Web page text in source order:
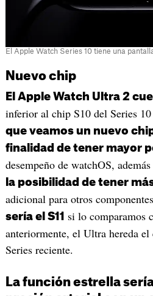
El Apple Watch Series 10 tiene una
Nuevo chip
El Apple Watch Ultra 2
inferior al chip S10 del Series
que veamos un nuevo
finalidad de tener mayor
desempeño de watchOS,
la posibilidad de tener
adicional para otros
sería el S11
si lo comparamos
anteriormente, el Ultra hereda
Series reciente.
La función estrella